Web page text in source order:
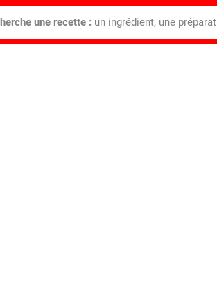
une recette : un ingrédient, une